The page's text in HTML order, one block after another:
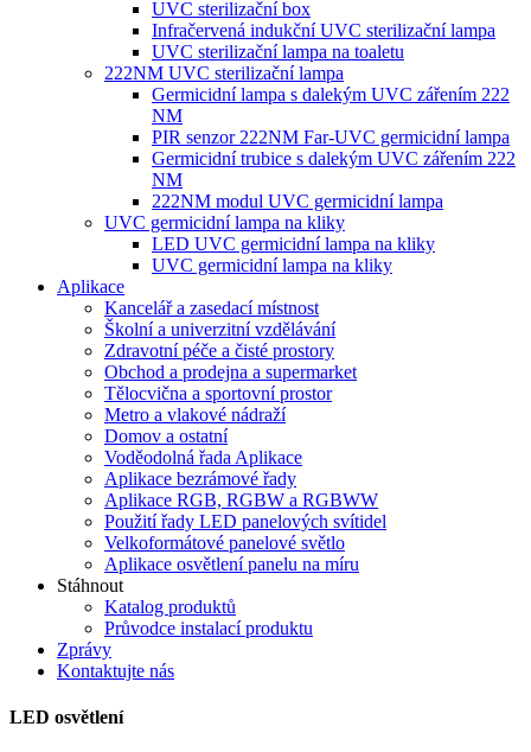
UVC sterilizační box
Infračervená indukční UVC sterilizační lampa
UVC sterilizační lampa na toaletu
222NM UVC sterilizační lampa
Germicidní lampa s dalekým UVC zářením 222
NM
PIR senzor 222NM Far-UVC germicidní lampa
Germicidní trubice s dalekým UVC zářením 222
NM
222NM modul UVC germicidní lampa
UVC germicidní lampa na kliky
LED UVC germicidní lampa na kliky
UVC germicidní lampa na kliky
Aplikace
Kancelář a zasedací místnost
Školní a univerzitní vzdělávání
Zdravotní péče a čisté prostory
Obchod a prodejna a supermarket
Tělocvična a sportovní prostor
Metro a vlakové nádraží
Domov a ostatní
Voděodolná řada Aplikace
Aplikace bezrámové řady
Aplikace RGB, RGBW a RGBWW
Použití řady LED panelových svítidel
Velkoformátové panelové světlo
Aplikace osvětlení panelu na míru
Stáhnout
Katalog produktů
Průvodce instalací produktu
Zprávy
Kontaktujte nás
LED osvětlení